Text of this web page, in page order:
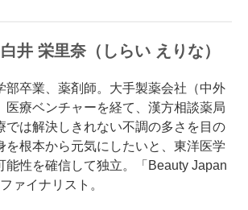
井 栄里奈（しらい えりな）
部卒業、薬剤師。大手製薬会社（中外
医療ベンチャーを経て、漢方相談薬局
では解決しきれない不調の多さを目の
を根本から元気にしたいと、東洋医学
能性を確信して独立。「Beauty Japan
ァイナリスト。